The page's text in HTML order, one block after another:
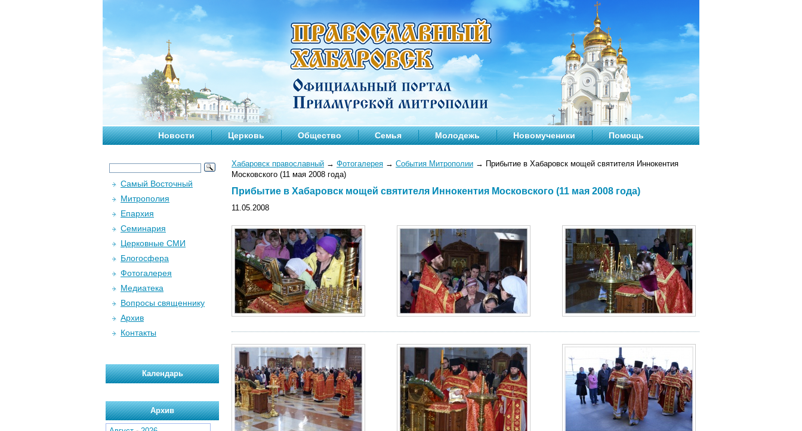
Новости Церковь Общество Семья Молодежь Новомученики Помощь
Хабаровск православный → Фотогалерея → События Митрополии → Прибытие в Хабаровск мощей святителя Иннокентия
Московского (11 мая 2008 года)
Прибытие в Хабаровск мощей святителя Иннокентия Московского (11 мая 2008 года)
11.05.2008
Самый Восточный
Митрополия
Епархия
Семинария
Церковные СМИ
Блогосфера
Фотогалерея
Медиатека
Вопросы священнику
Архив
Контакты
Календарь
Архив